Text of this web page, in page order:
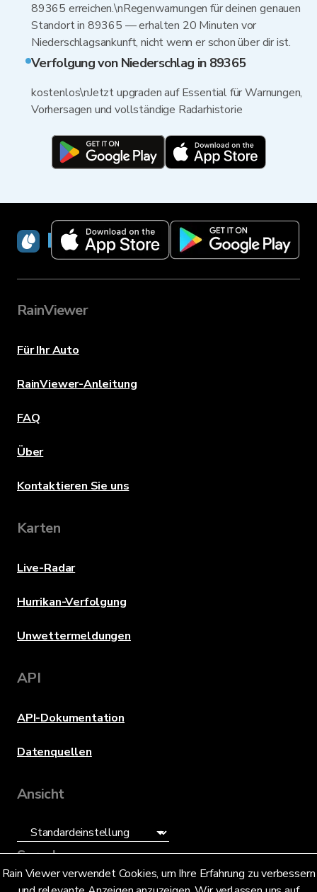
89365 erreichen.\nRegenwarnungen für deinen genauen
Standort in 89365 — erhalten 20 Minuten vor
Niederschlagsankunft, nicht wenn er schon über dir ist.
Verfolgung von Niederschlag in 89365
kostenlos\nJetzt upgraden auf Essential für Warnungen,
Vorhersagen und vollständige Radarhistorie
Rain Viewer verwendet Cookies, um Ihre Erfahrung zu verbessern
RainViewer
RainViewer
Für Ihr Auto
RainViewer-Anleitung
FAQ
Über
Kontaktieren Sie uns
Karten
Live-Radar
Hurrikan-Verfolgung
Unwettermeldungen
API
API-Dokumentation
Datenquellen
Ansicht
Sprache